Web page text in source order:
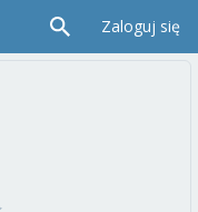
Zaloguj się